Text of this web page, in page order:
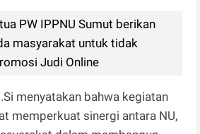
PW IPPNU Sumut berikan
masyarakat untuk tidak
Judi Online
menyatakan bahwa kegiatan
memperkuat sinergi antara NU,